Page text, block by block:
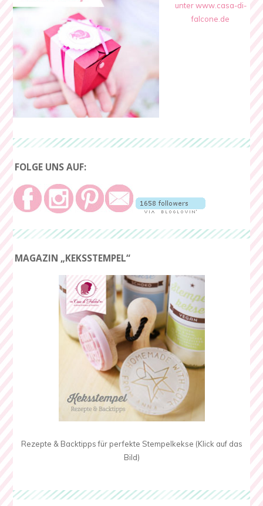
unter www.casa-di-
falcone.de
FOLGE UNS AUF:
MAGAZIN „KEKSSTEMPEL“
Rezepte & Backtipps für perfekte Stempelkekse (Klick auf das
Bild)